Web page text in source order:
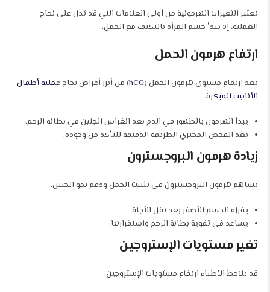
تعتبر التغيرات الهرمونية من أولى العلامات التي قد تدل على نجاح
العملية، إذ يبدأ جسم المرأة بالتكيف مع الحمل.
ارتفاع هرمون الحمل
يعد ارتفاع مستوى هرمون الحمل (hCG) من أبرز أعراض نجاح عملية أطفال
الأنابيب المبكرة.
يبدأ الهرمون بالظهور في الدم بعد انغراس الجنين في بطانة الرحم.
يعد الفحص المخبري الطريقة الدقيقة للتأكد من وجوده.
زيادة هرمون البروجسترون
يساهم هرمون البروجسترون في تثبيت الحمل ودعم نمو الجنين.
يفرزه الجسم الأصفر بعد نقل الأجنة.
يساعد في تقوية بطانة الرحم واستقرارها.
تغير مستويات الإستروجين
قد يلاحظ الأطباء ارتفاع مستويات الإستروجين.